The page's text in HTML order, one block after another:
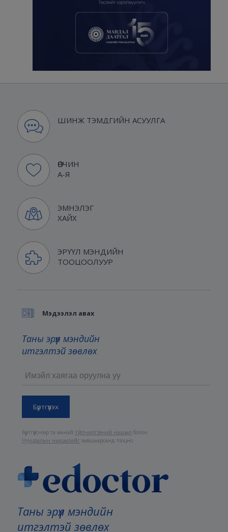
ШИНЖ ТЭМДГИЙН АСУУЛГА
ӨВЧИН
А-Я
ЭМНЭЛЭГ
ХАЙХ
ЭРҮҮЛ МЭНДИЙН
ТООЦООЛУУР
Таны эрүүл мэндийн
итгэлтэй зөвлөх
Мэдээлэл авах
Таны эрүүл мэндийн
итгэлтэй зөвлөх
Бүртгүүлснээр та манайҮйлчилгээний нөхцөл болон
Нууцлалын нөхцөлийг зөвшөөрсөнд тооцно.